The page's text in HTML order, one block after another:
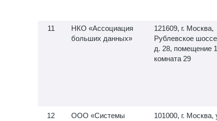
НКО «Ассоциация
больших данных»
121609, г. Москва,
Рублевское
д. 28, помещение
комната 29
ООО «Системы
101000, г. Москва,